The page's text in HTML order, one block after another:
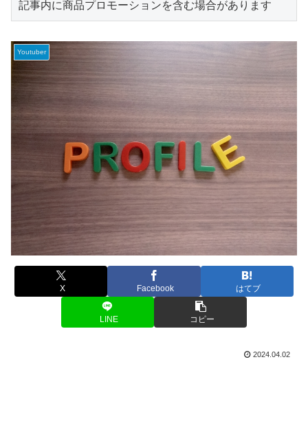
記事内に商品プロモーションを含む場合があります
Youtuber
X Facebook はてブ
LINE コピー
2024.04.02